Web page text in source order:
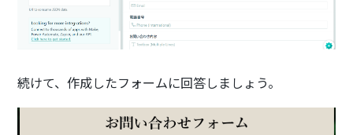
続けて、作成したフォームに回答しましょう。